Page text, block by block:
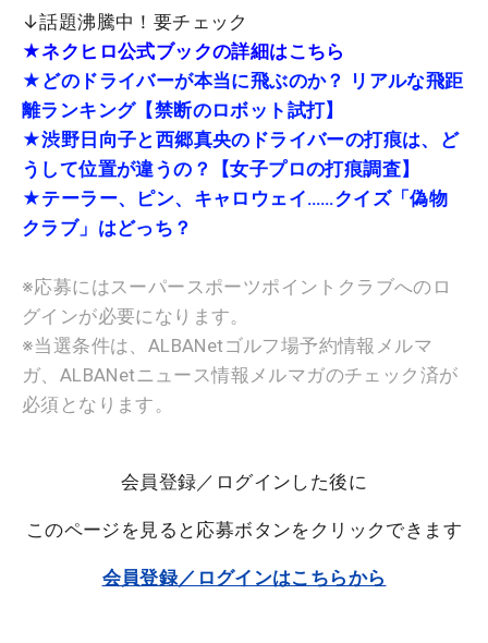
↓話題沸騰中！要チェック
★ネクヒロ公式ブックの詳細はこちら
★どのドライバーが本当に飛ぶのか？ リアルな飛距
離ランキング【禁断のロボット試打】
★渋野日向子と西郷真央のドライバーの打痕は、ど
うして位置が違うの？【女子プロの打痕調査】
★テーラー、ピン、キャロウェイ……クイズ「偽物
クラブ」はどっち？
※応募にはスーパースポーツポイントクラブへのロ
グインが必要になります。
※当選条件は、ALBANetゴルフ場予約情報メルマ
ガ、ALBANetニュース情報メルマガのチェック済が
必須となります。
会員登録／ログインした後に
このページを見ると応募ボタンをクリックできます
会員登録／ログインはこちらから